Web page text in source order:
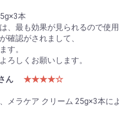
本
、最も効果が見られるので使
確認がされまして、
す。
ろしくお願いします。
ん
★★★★☆
メラケア クリーム 25g×3本